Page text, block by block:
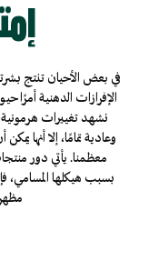
في بعض الأحيان تنتج
الإفرازات الدهنية أمرًا
نشهد تغييرات هرمونية،
وعادية تمامًا، إلا أنها
معظمنا. يأتي دور
بسبب هيكلها المسامي،